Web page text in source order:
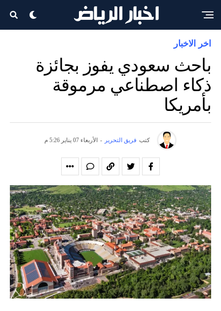
اخر الاخبار
باحث سعودي يفوز بجائزة
ذكاء اصطناعي مرموقة
بأمريكا
كتب فريق التحرير - الأربعاء 07 يناير 5:26 م